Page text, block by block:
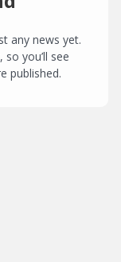
any news yet.
you’ll see
published.